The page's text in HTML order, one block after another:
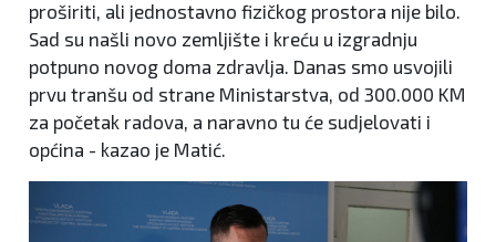
proširiti, ali jednostavno fizičkog prostora nije bilo.
Sad su našli novo zemljište i kreću u izgradnju
potpuno novog doma zdravlja. Danas smo usvojili
prvu tranšu od strane Ministarstva, od 300.000 KM
za početak radova, a naravno tu će sudjelovati i
općina - kazao je Matić.